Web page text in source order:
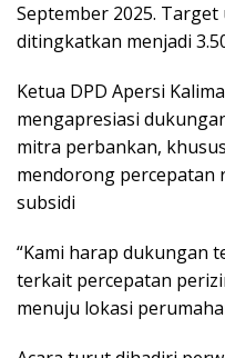
September 2025.
ditingkatkan menjadi
Ketua DPD Apersi
mengapresiasi
mitra perbankan,
mendorong percepatan
subsidi
“Kami harap dukungan
terkait percepatan
menuju lokasi